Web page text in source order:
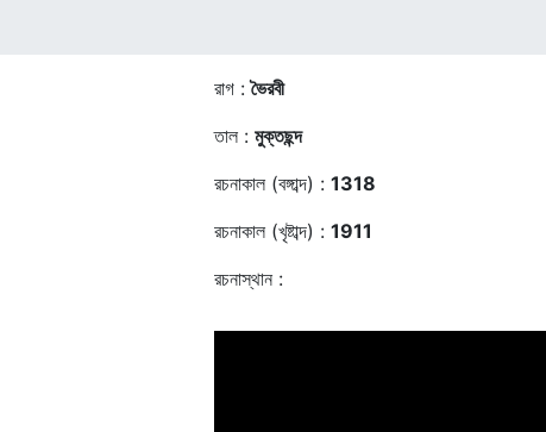
রাগ :ভৈরবী
তাল : মুক্তছন্দ
রচনাকাল (বঙ্গাব্দ) : 1318
রচনাকাল (খৃষ্টাব্দ) : 1911
রচনাস্থান :